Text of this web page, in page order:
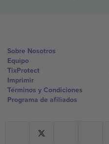
Sobre Nosotros
Equipo
TixProtect
Imprimir
Términos y Condiciones
Programa de afiliados